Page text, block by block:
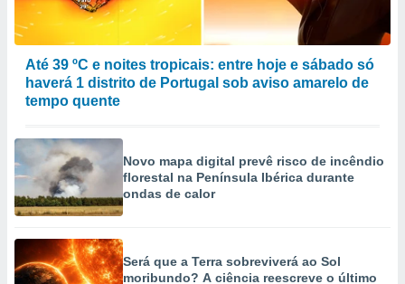
Até 39 ºC e noites tropicais: entre hoje e sábado só
haverá 1 distrito de Portugal sob aviso amarelo de
tempo quente
Novo mapa digital prevê risco de incêndio
florestal na Península Ibérica durante
ondas de calor
Será que a Terra sobreviverá ao Sol
moribundo? A ciência reescreve o último